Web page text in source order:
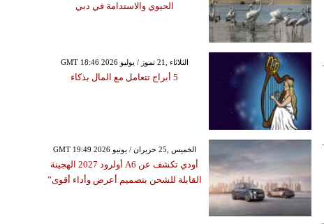
الحيوي والاستدامة في دبي
GMT 18:46 2026 الثلاثاء ,21 تموز / يوليو
5 أبراج تتعامل مع المال بذكاء
GMT 19:49 2026 الخميس ,25 حزيران / يونيو
أودي تكشف عن A6 أولرود 2027 الهجينة
القابلة للشحن بتصميم أعرض وأداء أقوى”